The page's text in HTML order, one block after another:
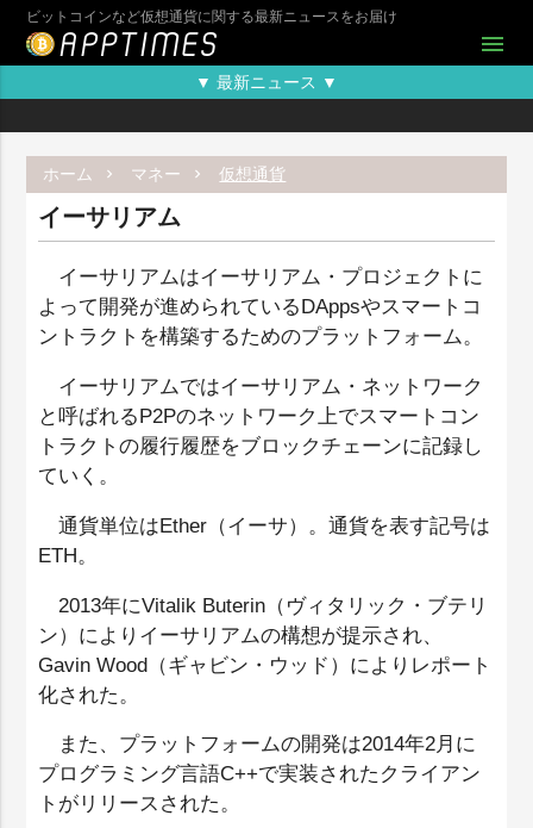
ビットコインなど仮想通貨に関する最新ニュースをお届け
menu
▼ 最新ニュース ▼
ホーム マネー 仮想通貨
イーサリアム
イーサリアムはイーサリアム・プロジェクトに
よって開発が進められているDAppsやスマートコ
ントラクトを構築するためのプラットフォーム。
イーサリアムではイーサリアム・ネットワーク
と呼ばれるP2Pのネットワーク上でスマートコン
トラクトの履行履歴をブロックチェーンに記録し
ていく。
通貨単位はEther（イーサ）。通貨を表す記号は
ETH。
2013年にVitalik Buterin（ヴィタリック・ブテリ
ン）によりイーサリアムの構想が提示され、
Gavin Wood（ギャビン・ウッド）によりレポート
化された。
また、プラットフォームの開発は2014年2月に
プログラミング言語C++で実装されたクライアン
トがリリースされた。